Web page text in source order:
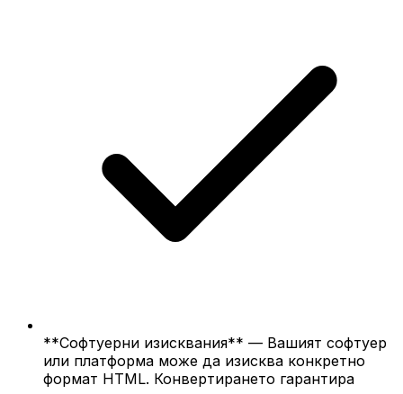
**Софтуерни изисквания** — Вашият софтуер
или платформа може да изисква конкретно
формат HTML. Конвертирането гарантира